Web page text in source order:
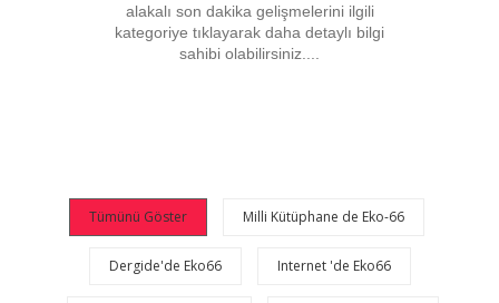
alakalı son dakika gelişmelerini ilgili
kategoriye tıklayarak daha detaylı bilgi
sahibi olabilirsiniz....
Tümünü Göster Milli Kütüphane de Eko-66
Dergide'de Eko66 Internet 'de Eko66